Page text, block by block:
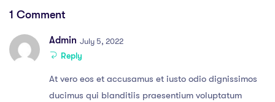
1 Comment
Admin July 5, 2022
Reply
At vero eos et accusamus et iusto odio dignissimos
ducimus qui blanditiis praesentium voluptatum